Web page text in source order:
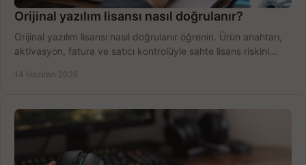
Orijinal yazılım lisansı nasıl doğrulanır?
Orijinal yazılım lisansı nasıl doğrulanır öğrenin. Ürün anahtarı,
aktivasyon, fatura ve satıcı kontrolüyle sahte lisans riskini
14 Haziran 2026